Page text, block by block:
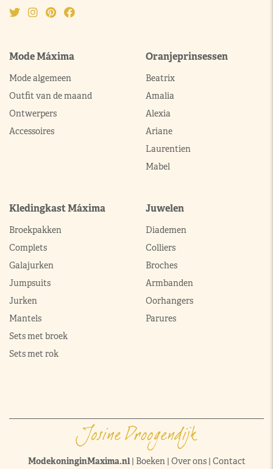
Mode Máxima
Mode algemeen
Outfit van de maand
Ontwerpers
Accessoires
Oranjeprinsessen
Beatrix
Amalia
Alexia
Ariane
Laurentien
Mabel
Kledingkast Máxima
Broekpakken
Complets
Galajurken
Jumpsuits
Jurken
Mantels
Sets met broek
Sets met rok
Juwelen
Diademen
Colliers
Broches
Armbanden
Oorhangers
Parures
ModekoninginMaxima.nl| Boeken| Over ons| Contact